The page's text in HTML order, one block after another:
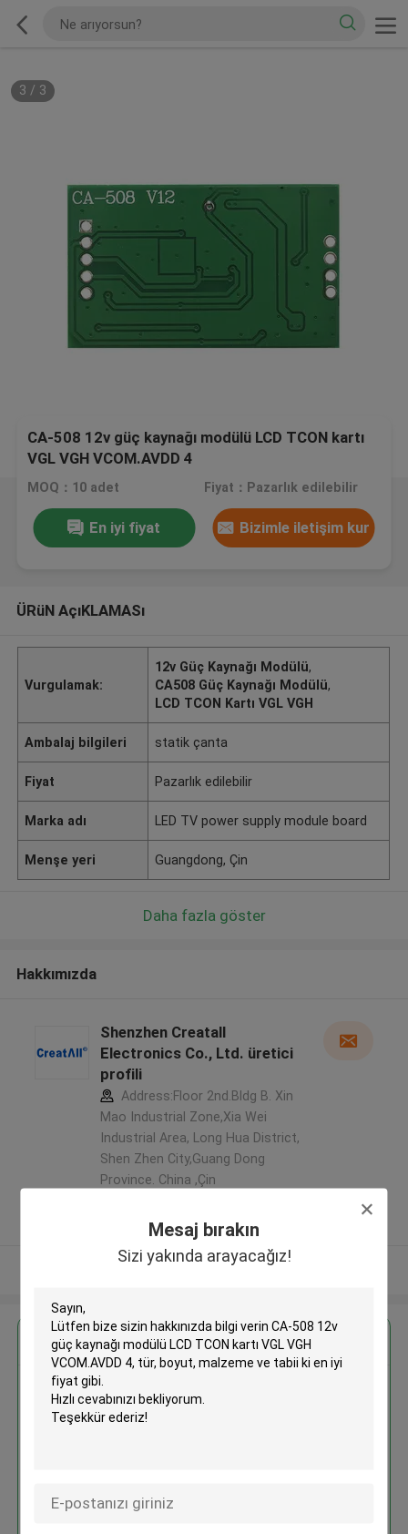
Mesaj bırakın
Sizi yakında arayacağız!
3 / 3
CA-508 12v güç kaynağı modülü LCD TCON kartı
VGL VGH VCOM.AVDD 4
MOQ：10 adet Fiyat：Pazarlık edilebilir
En iyi fiyat Bizimle iletişim kur
ÜRüN AçıKLAMASı
Vurgulamak:
12v Güç Kaynağı Modülü,
CA508 Güç Kaynağı Modülü,
LCD TCON Kartı VGL VGH
Ambalaj bilgileri statik çanta
Fiyat Pazarlık edilebilir
Marka adı LED TV power supply module board
Menşe yeri Guangdong, Çin
Daha fazla göster
Hakkımızda
Shenzhen Creatall
Electronics Co., Ltd. üretici
profili
Address:Floor 2nd.Bldg B. Xin
Mao Industrial Zone,Xia Wei
Industrial Area, Long Hua District,
Shen Zhen City,Guang Dong
Province. China ,Çin
Onaylı tedarikçi
Daha fazla göster
En İyi Fiyatı Alın
CA-508 12v güç kaynağı modülü